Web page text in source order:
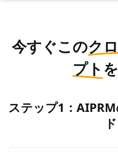
今すぐこのク
プト
ステップ1：
ド